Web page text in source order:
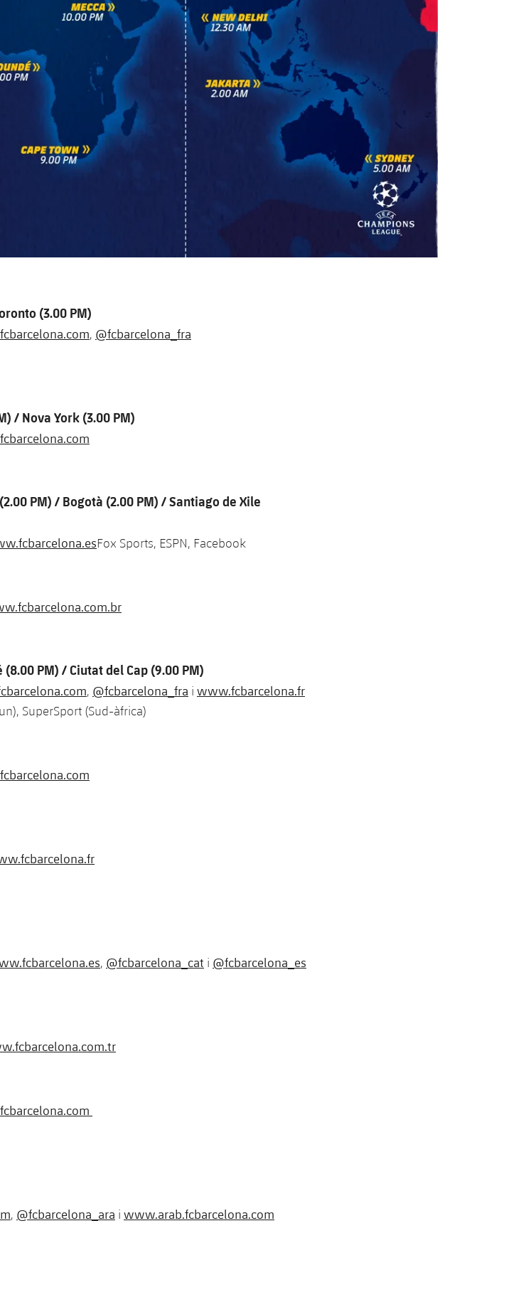
(3.00 PM)
, @fcbarcelona_fra
/ Nova York (3.00 PM)
PM) / Bogotà (2.00 PM) / Santiago de Xile
Fox Sports, ESPN, Facebook
PM) / Ciutat del Cap (9.00 PM)
, @fcbarcelona_fra i www.fcbarcelona.fr
SuperSport (Sud-àfrica)
, @fcbarcelona_cat i @fcbarcelona_es
, @fcbarcelona_ara i www.arab.fcbarcelona.com